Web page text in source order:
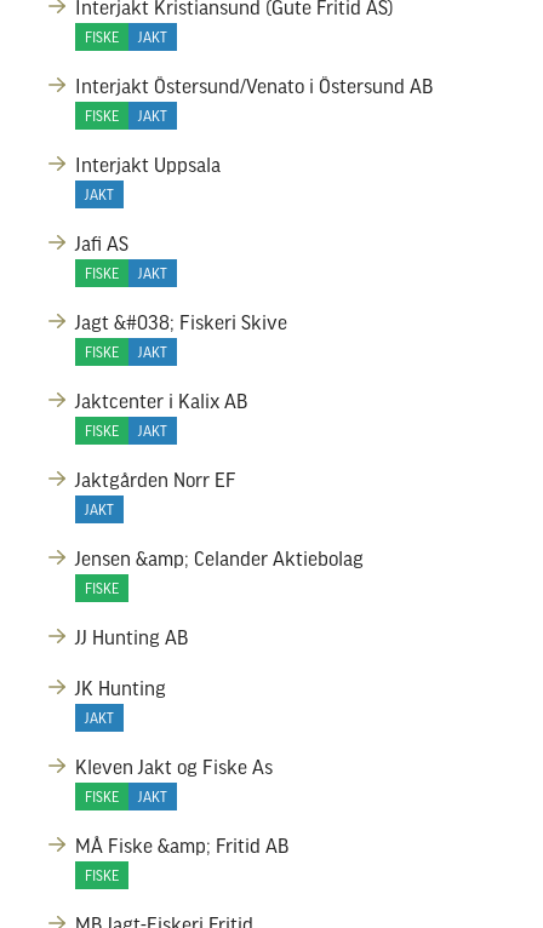
Interjakt Kristiansund (Gute Fritid AS)
FISKE JAKT
Interjakt Östersund/Venato i Östersund AB
FISKE JAKT
Interjakt Uppsala
JAKT
Jafi AS
FISKE JAKT
Jagt &#038; Fiskeri Skive
FISKE JAKT
Jaktcenter i Kalix AB
FISKE JAKT
Jaktgården Norr EF
JAKT
Jensen &amp; Celander Aktiebolag
FISKE
JJ Hunting AB
JK Hunting
JAKT
Kleven Jakt og Fiske As
FISKE JAKT
MÅ Fiske &amp; Fritid AB
FISKE
MB Jagt-Fiskeri.Fritid